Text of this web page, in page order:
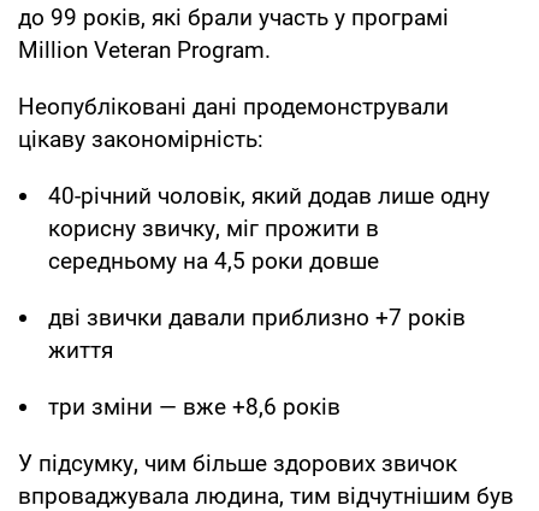
до 99 років, які брали участь у програмі
Million Veteran Program.
Неопубліковані дані продемонстрували
цікаву закономірність:
40-річний чоловік, який додав лише одну
корисну звичку, міг прожити в
середньому на 4,5 роки довше
дві звички давали приблизно +7 років
життя
три зміни — вже +8,6 років
У підсумку, чим більше здорових звичок
впроваджувала людина, тим відчутнішим був